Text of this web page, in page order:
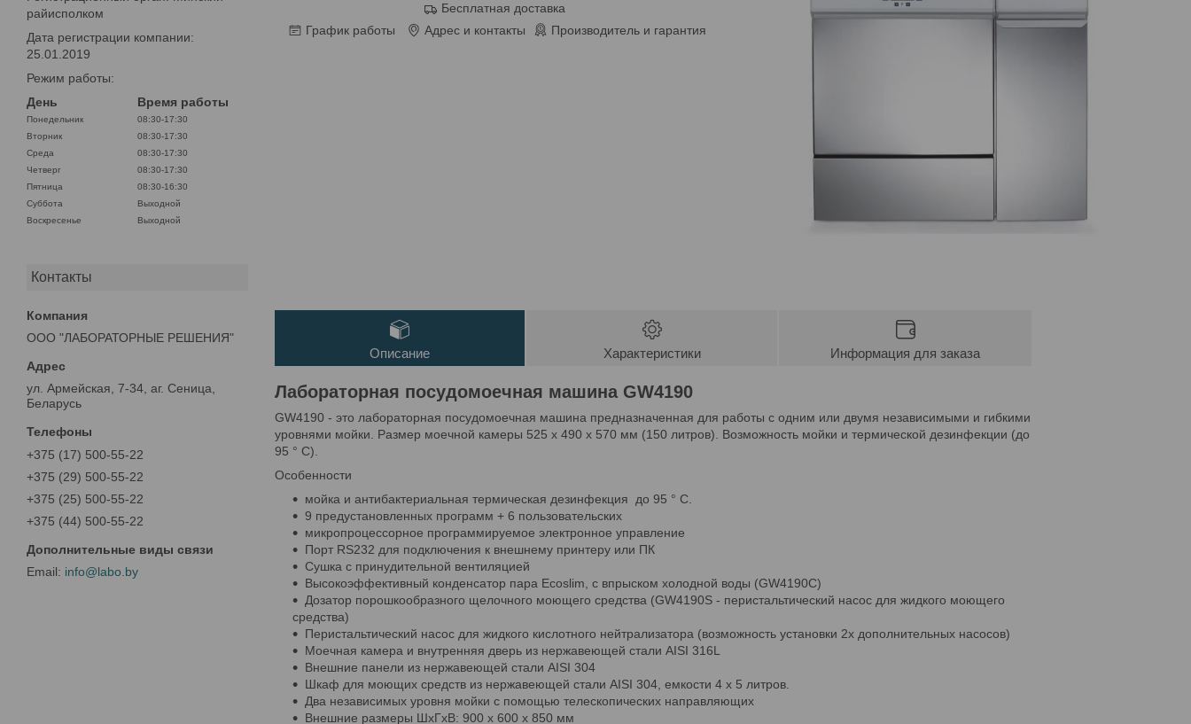
райисполком
Дата регистрации компании:
25.01.2019
Режим работы:
День
Время работы
Понедельник
08:30-17:30
Вторник
08:30-17:30
Среда
08:30-17:30
Четверг
08:30-17:30
Пятница
08:30-16:30
Суббота
Выходной
Воскресенье
Выходной
Контакты
ООО "ЛАБОРАТОРНЫЕ РЕШЕНИЯ"
ул. Армейская, 7-34, аг. Сеница,
Беларусь
+375 (17) 500-55-22
+375 (29) 500-55-22
+375 (25) 500-55-22
+375 (44) 500-55-22
info@labo.by
Бесплатная доставка
График работы
Адрес и контакты Производитель и гарантия
Описание Характеристики Информация для заказа
Лабораторная посудомоечная машина GW4190
GW4190 - это лабораторная посудомоечная машина предназначенная для работы с одним или двумя независимыми и гибкими
уровнями мойки. Размер моечной камеры 525 x 490 x 570 мм (150 литров). Возможность мойки и термической дезинфекции (до
95 ° C).
Особенности
мойка и антибактериальная термическая дезинфекция до 95 ° C.
9 предустановленных программ + 6 пользовательских
микропроцессорное программируемое электронное управление
Порт RS232 для подключения к внешнему принтеру или ПК
Cушка с принудительной вентиляцией
Высокоэффективный конденсатор пара Ecoslim, с впрыском холодной воды (GW4190C)
Дозатор порошкообразного щелочного моющего средства (GW4190S - перистальтический насос для жидкого моющего
средства)
Перистальтический насос для жидкого кислотного нейтрализатора (возможность установки 2х дополнительных насосов)
Моечная камера и внутренняя дверь из нержавеющей стали AISI 316L
Внешние панели из нержавеющей стали AISI 304
Шкаф для моющих средств из нержавеющей стали AISI 304, емкости 4 х 5 литров.
Два независимых уровня мойки с помощью телескопических направляющих
Внешние размеры ШxГxВ: 900 x 600 x 850 мм